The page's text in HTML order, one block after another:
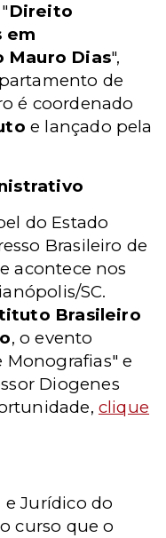
Direito
em
Mauro Dias",
de
é coordenado
e lançado pela
do Estado
Brasileiro de
acontece nos
SC.
Brasileiro
, o evento
Monografias" e
Diogenes
clique
Jurídico do
curso que o